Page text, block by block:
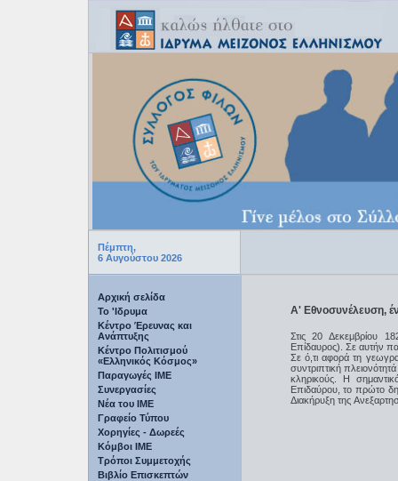
Πέμπτη,
6 Αυγούστου 2026
Αρχική σελίδα
Το 'Ιδρυμα
Κέντρο Έρευνας και
Ανάπτυξης
Κέντρο Πολιτισμού
«Ελληνικός Κόσμος»
Παραγωγές IME
Συνεργασίες
Νέα του ΙΜΕ
Γραφείο Τύπου
Χορηγίες - Δωρεές
Κόμβοι ΙΜΕ
Τρόποι Συμμετοχής
Βιβλίο Επισκεπτών
Α' Εθνοσυνέλευση,
Στις 20 Δεκεμβρίου
Eπίδαυρος). Σε αυτήν
Σε ό,τι αφορά τη
συντριπτική
κληρικούς. H
Eπιδαύρου, το πρώτο
Διακήρυξη της